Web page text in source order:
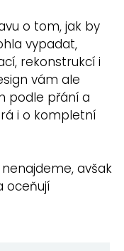
o tom, jak by
vypadat,
rekonstrukcí i
vám ale
podle přání a
i o kompletní
avšak
oceňují